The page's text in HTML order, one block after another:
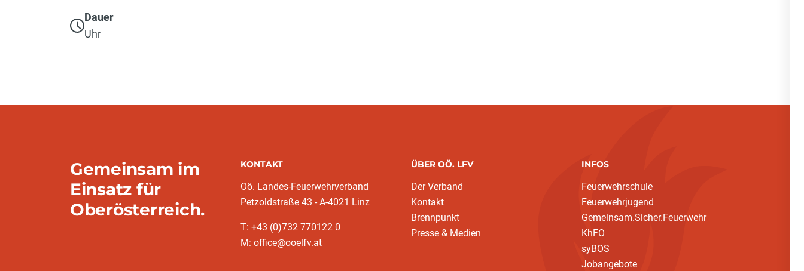
Dauer
Uhr
Gemeinsam im
Einsatz für
Oberösterreich.
KONTAKT
Oö. Landes-Feuerwehrverband
Petzoldstraße 43 - A-4021 Linz
T: +43 (0)732 770122 0
M: office@ooelfv.at
ÜBER OÖ. LFV
Der Verband
Kontakt
Brennpunkt
Presse & Medien
INFOS
Feuerwehrschule
Feuerwehrjugend
Gemeinsam.Sicher.Feuerwehr
KhFO
syBOS
Jobangebote